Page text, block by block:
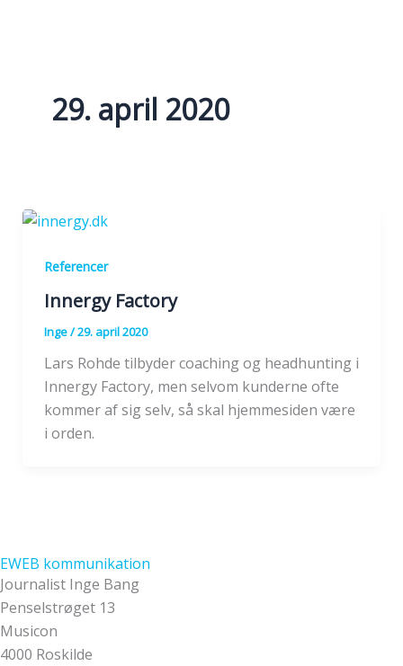
29. april 2020
Referencer
Innergy Factory
Inge/29. april 2020
Lars Rohde tilbyder coaching og headhunting i
Innergy Factory, men selvom kunderne ofte
kommer af sig selv, så skal hjemmesiden være
i orden.
EWEB kommunikation
Journalist Inge Bang
Penselstrøget 13
Musicon
4000 Roskilde